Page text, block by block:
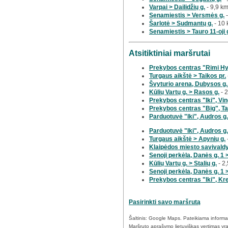
Varpai > Dailidžių g. - 9,9 km
Senamiestis > Versmės g.
Šarlotė > Sudmantų g. - 10
Senamiestis > Tauro 11-oji
Atsitiktiniai maršrutai
Prekybos centras "Rimi
Turgaus aikštė > Taikos pr.
Švyturio arena, Dubysos g.
Kūlių Vartų g. > Rasos g. -
Prekybos centras "Iki",
Prekybos centras "Big",
Parduotuvė "Iki", Audros
Parduotuvė "Iki", Audros
Turgaus aikštė > Apynių g.
Klaipėdos miesto
Senoji perkėla, Danės g. 1
Kūlių Vartų g. > Stalių g. -
Senoji perkėla, Danės g. 1
Prekybos centras "Iki",
Pasirinkti savo maršrutą
Šaltinis: Google Maps. Pateikiama
Maršruto aprašymo lietuviškas vertimas